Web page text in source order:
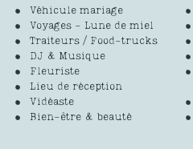
Véhicule mariage
Voyages - Lune de miel
Traiteurs / Food-trucks
DJ & Musique
Fleuriste
Lieu de réception
Vidéaste
Bien-être & beauté